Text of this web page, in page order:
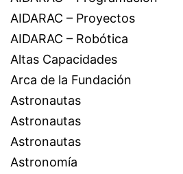
AIDARAC – Proyectos
AIDARAC – Robótica
Altas Capacidades
Arca de la Fundación
Astronautas
Astronautas
Astronautas
Astronomía